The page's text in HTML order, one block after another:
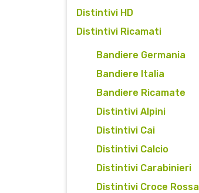
Distintivi HD
Distintivi Ricamati
Bandiere Germania
Bandiere Italia
Bandiere Ricamate
Distintivi Alpini
Distintivi Cai
Distintivi Calcio
Distintivi Carabinieri
Distintivi Croce Rossa